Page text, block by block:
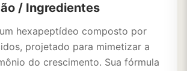
/ Ingredientes
hexapeptídeo composto por
projetado para mimetizar a
do crescimento. Sua fórmula